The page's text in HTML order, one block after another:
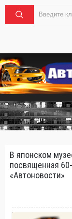
В японском
посвященная
«Автоновости»